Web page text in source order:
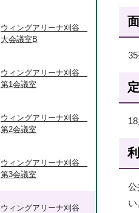
18
公
ウィングアリーナ刈谷
大会議室B
ウィングアリーナ刈谷
第1会議室
ウィングアリーナ刈谷
第2会議室
ウィングアリーナ刈谷
第3会議室
ウィングアリーナ刈谷